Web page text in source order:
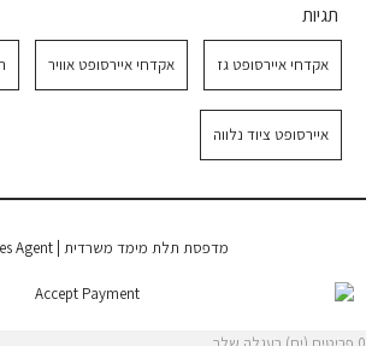
תגיות
אקדחי איירסופט גז אקדחי איירסופט אוויר
איירסופט ציוד נלווה
מדפסת תלת מימד משרדית |
Agent